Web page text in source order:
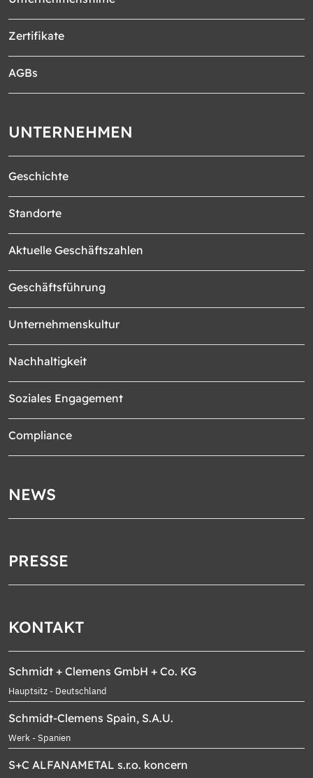
Zertifikate
AGBs
UNTERNEHMEN
Geschichte
Standorte
Aktuelle Geschäftszahlen
Geschäftsführung
Unternehmenskultur
Nachhaltigkeit
Soziales Engagement
Compliance
NEWS
PRESSE
KONTAKT
Schmidt + Clemens GmbH + Co. KG
Hauptsitz - Deutschland
Schmidt-Clemens Spain, S.A.U.
Werk - Spanien
S+C ALFANAMETAL s.r.o. koncern